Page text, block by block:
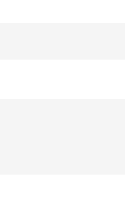
выделяется ярко-
маленькое